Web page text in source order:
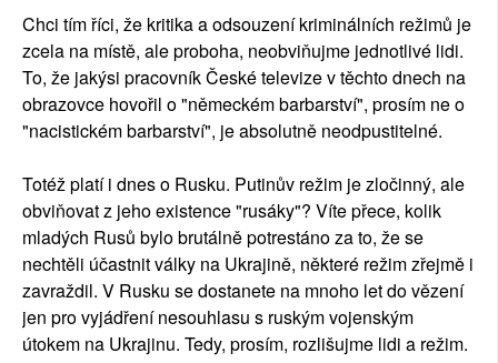
Chci tím říci, že kritika a odsouzení kriminálních režimů je
zcela na místě, ale proboha, neobviňujme jednotlivé lidi.
To, že jakýsi pracovník České televize v těchto dnech na
obrazovce hovořil o "německém barbarství", prosím ne o
"nacistickém barbarství", je absolutně neodpustitelné.
Totéž platí i dnes o Rusku. Putinův režim je zločinný, ale
obviňovat z jeho existence "rusáky"? Víte přece, kolik
mladých Rusů bylo brutálně potrestáno za to, že se
nechtěli účastnit války na Ukrajině, některé režim zřejmě i
zavraždil. V Rusku se dostanete na mnoho let do vězení
jen pro vyjádření nesouhlasu s ruským vojenským
útokem na Ukrajinu. Tedy, prosím, rozlišujme lidi a režim.